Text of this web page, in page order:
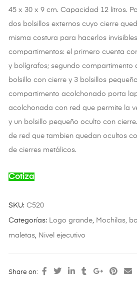
45 x 30 x 9 cm. Capacidad 12 litros.
dos bolsillos externos cuyo cierre
misma costura para hacerlos
compartimentos: el primero cuenta
y bolígrafos; segundo compartimento
bolsillo con cierre y 3 bolsillos
compartimento acolchonado porta
acolchonada con red que permite la
y un bolsillo pequeño oculto con
de red que tambien quedan ocultos
de cierres metálicos.
Cotiza
SKU: C520
Categorías: Logo grande, Mochilas,
maletas, Nivel ejecutivo
Share on: